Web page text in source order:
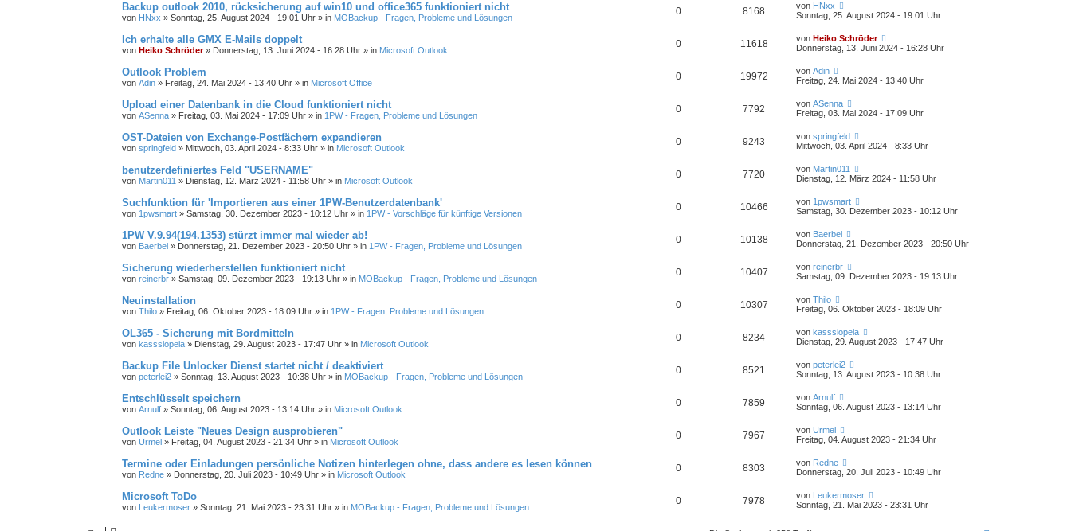
Backup outlook 2010, rücksicherung auf win10 und office365 funktioniert nicht
von HNxx » Sonntag, 25. August 2024 - 19:01 Uhr » in MOBackup - Fragen, Probleme und Lösungen
0 8168 von HNxx
Sonntag, 25. August 2024 - 19:01 Uhr
Ich erhalte alle GMX E-Mails doppelt
von Heiko Schröder» Donnerstag, 13. Juni 2024 - 16:28 Uhr » in Microsoft Outlook
0 11618 von Heiko Schröder
Donnerstag, 13. Juni 2024 - 16:28 Uhr
Outlook Problem
von Adin » Freitag, 24. Mai 2024 - 13:40 Uhr » in Microsoft Office
0 19972 von Adin
Freitag, 24. Mai 2024 - 13:40 Uhr
Upload einer Datenbank in die Cloud funktioniert nicht
von ASenna » Freitag, 03. Mai 2024 - 17:09 Uhr » in 1PW - Fragen, Probleme und Lösungen
0 7792 von ASenna
Freitag, 03. Mai 2024 - 17:09 Uhr
OST-Dateien von Exchange-Postfächern expandieren
von springfeld » Mittwoch, 03. April 2024 - 8:33 Uhr » in Microsoft Outlook
0 9243 von springfeld
Mittwoch, 03. April 2024 - 8:33 Uhr
benutzerdefiniertes Feld "USERNAME"
von Martin011 » Dienstag, 12. März 2024 - 11:58 Uhr » in Microsoft Outlook
0 7720 von Martin011
Dienstag, 12. März 2024 - 11:58 Uhr
Suchfunktion für 'Importieren aus einer 1PW-Benutzerdatenbank'
von 1pwsmart » Samstag, 30. Dezember 2023 - 10:12 Uhr » in 1PW - Vorschläge für künftige Versionen
0 10466 von 1pwsmart
Samstag, 30. Dezember 2023 - 10:12 Uhr
1PW V.9.94(194.1353) stürzt immer mal wieder ab!
von Baerbel » Donnerstag, 21. Dezember 2023 - 20:50 Uhr » in 1PW - Fragen, Probleme und Lösungen
0 10138 von Baerbel
Donnerstag, 21. Dezember 2023 - 20:50 Uhr
Sicherung wiederherstellen funktioniert nicht
von reinerbr » Samstag, 09. Dezember 2023 - 19:13 Uhr » in MOBackup - Fragen, Probleme und Lösungen
0 10407 von reinerbr
Samstag, 09. Dezember 2023 - 19:13 Uhr
Neuinstallation
von Thilo » Freitag, 06. Oktober 2023 - 18:09 Uhr » in 1PW - Fragen, Probleme und Lösungen
0 10307 von Thilo
Freitag, 06. Oktober 2023 - 18:09 Uhr
OL365 - Sicherung mit Bordmitteln
von kasssiopeia » Dienstag, 29. August 2023 - 17:47 Uhr » in Microsoft Outlook
0 8234 von kasssiopeia
Dienstag, 29. August 2023 - 17:47 Uhr
Backup File Unlocker Dienst startet nicht / deaktiviert
von peterlei2 » Sonntag, 13. August 2023 - 10:38 Uhr » in MOBackup - Fragen, Probleme und Lösungen
0 8521 von peterlei2
Sonntag, 13. August 2023 - 10:38 Uhr
Entschlüsselt speichern
von Arnulf » Sonntag, 06. August 2023 - 13:14 Uhr » in Microsoft Outlook
0 7859 von Arnulf
Sonntag, 06. August 2023 - 13:14 Uhr
Outlook Leiste "Neues Design ausprobieren"
von Urmel » Freitag, 04. August 2023 - 21:34 Uhr » in Microsoft Outlook
0 7967 von Urmel
Freitag, 04. August 2023 - 21:34 Uhr
Termine oder Einladungen persönliche Notizen hinterlegen ohne, dass andere es lesen können
von Redne » Donnerstag, 20. Juli 2023 - 10:49 Uhr » in Microsoft Outlook
0 8303 von Redne
Donnerstag, 20. Juli 2023 - 10:49 Uhr
Microsoft ToDo
von Leukermoser » Sonntag, 21. Mai 2023 - 23:31 Uhr » in MOBackup - Fragen, Probleme und Lösungen
0 7978 von Leukermoser
Sonntag, 21. Mai 2023 - 23:31 Uhr